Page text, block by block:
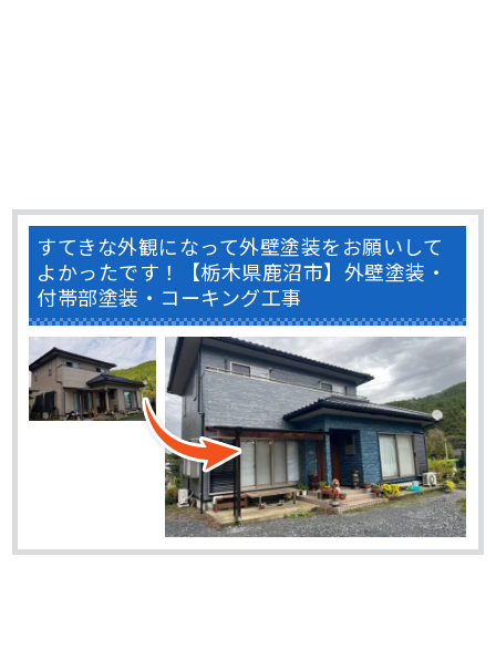
すてきな外観になって外壁塗装をお願いして
よかったです！【栃木県鹿沼市】外壁塗装・
付帯部塗装・コーキング工事